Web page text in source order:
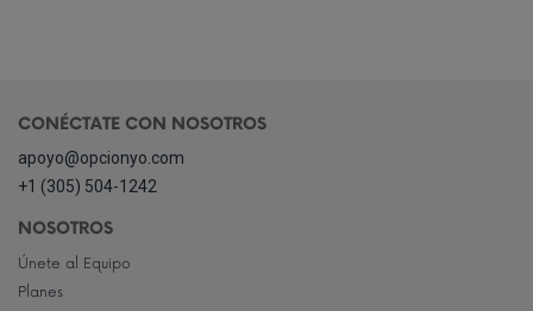
NOSOTROS
Únete al Equipo
Planes
CONÉCTATE CON NOSOTROS
apoyo@opcionyo.com
+1 (305) 504-1242